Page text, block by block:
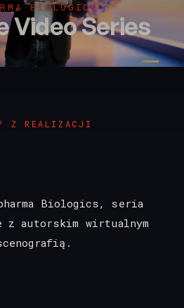
BIOLOGICS
Video Series
Z REALIZACJI
Biologics, seria
z autorskim wirtualnym